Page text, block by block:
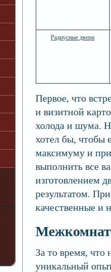
Радиусные двери
Первое, что
и визитной
холода и шума.
хотел бы, чтобы
максимуму и
выполнить все
изготовлением
результатом.
качественные и
За то время,
уникальный